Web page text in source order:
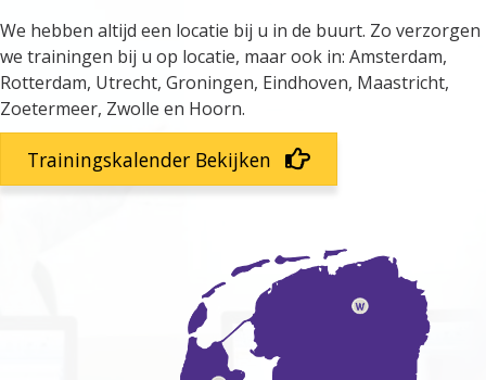
We hebben altijd een locatie bij u in de buurt. Zo verzorgen
we trainingen bij u op locatie, maar ook in: Amsterdam,
Rotterdam, Utrecht, Groningen, Eindhoven, Maastricht,
Zoetermeer, Zwolle en Hoorn.
Trainingskalender Bekijken